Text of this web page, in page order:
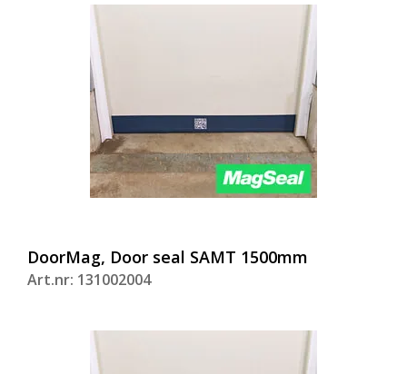
DoorMag, Door seal SAMT 1500mm
Art.nr: 131002004